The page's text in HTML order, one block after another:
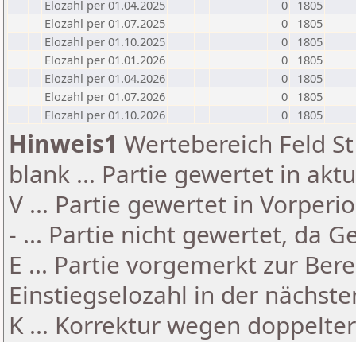
Elozahl per 01.04.2025
0
1805
Elozahl per 01.07.2025
0
1805
Elozahl per 01.10.2025
0
1805
Elozahl per 01.01.2026
0
1805
Elozahl per 01.04.2026
0
1805
Elozahl per 01.07.2026
0
1805
Elozahl per 01.10.2026
0 1805
Hinweis1 Wertebereich Feld
blank ... Partie gewertet in
V ... Partie gewertet in
- ... Partie nicht gewertet, da
E ... Partie vorgemerkt zur
Einstiegselozahl in der
K ... Korrektur wegen